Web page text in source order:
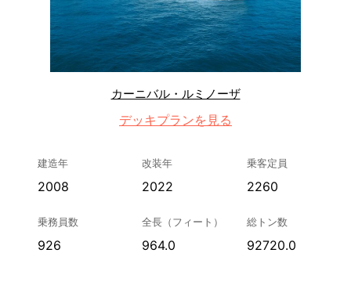
カーニバル・ルミノーザ
デッキプランを見る
建造年
2008
改装年
2022
乗客定員
2260
乗務員数
926
全長（フィート）
964.0
総トン数
92720.0